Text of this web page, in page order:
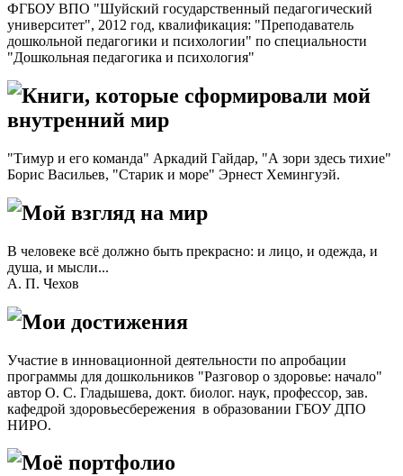
ФГБОУ ВПО "Шуйский государственный педагогический
университет", 2012 год, квалификация: "Преподаватель
дошкольной педагогики и психологии" по специальности
"Дошкольная педагогика и психология"
Книги, которые сформировали мой
внутренний мир
"Тимур и его команда" Аркадий Гайдар, "А зори здесь тихие"
Борис Васильев, "Старик и море" Эрнест Хемингуэй.
Мой взгляд на мир
В человеке всё должно быть прекрасно: и лицо, и одежда, и
душа, и мысли...
А. П. Чехов
Мои достижения
Участие в инновационной деятельности по апробации
программы для дошкольников "Разговор о здоровье: начало"
автор О. С. Гладышева, докт. биолог. наук, профессор, зав.
кафедрой здоровьесбережения в образовании ГБОУ ДПО
НИРО.
Моё портфолио